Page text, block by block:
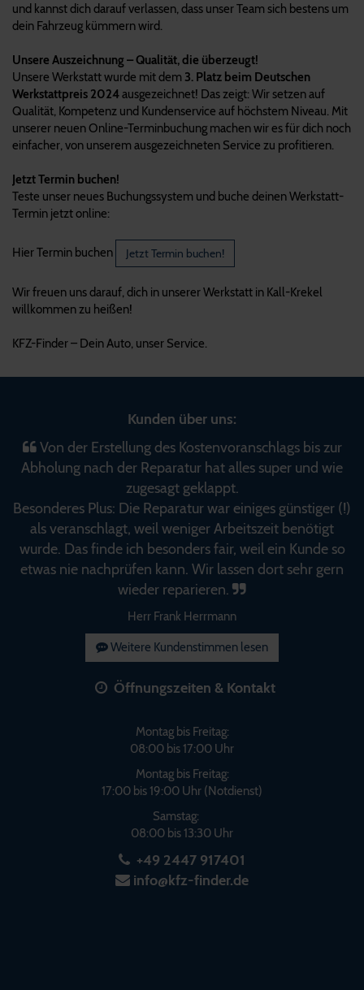
und kannst dich darauf verlassen, dass unser Team sich bestens um
dein Fahrzeug kümmern wird.
Unsere Auszeichnung – Qualität, die überzeugt!
Unsere Werkstatt wurde mit dem 3. Platz beim Deutschen
Werkstattpreis 2024ausgezeichnet! Das zeigt: Wir setzen auf
Qualität, Kompetenz und Kundenservice auf höchstem Niveau. Mit
unserer neuen Online-Terminbuchung machen wir es für dich noch
einfacher, von unserem ausgezeichneten Service zu profitieren.
Jetzt Termin buchen!
Teste unser neues Buchungssystem und buche deinen Werkstatt-
Termin jetzt online:
Hier Termin buchen Jetzt Termin buchen!
Wir freuen uns darauf, dich in unserer Werkstatt in Kall-Krekel
willkommen zu heißen!
KFZ-Finder – Dein Auto, unser Service.
Kunden über uns:
Von der Erstellung des Kostenvoranschlags bis zur
Abholung nach der Reparatur hat alles super und wie
zugesagt geklappt.
Besonderes Plus: Die Reparatur war einiges günstiger (!)
als veranschlagt, weil weniger Arbeitszeit benötigt
wurde. Das finde ich besonders fair, weil ein Kunde so
etwas nie nachprüfen kann. Wir lassen dort sehr gern
wieder reparieren.
Herr Frank Herrmann
Weitere Kundenstimmen lesen
Öffnungszeiten & Kontakt
Montag bis Freitag:
08:00 bis 17:00 Uhr
Montag bis Freitag:
17:00 bis 19:00 Uhr (Notdienst)
Samstag:
08:00 bis 13:30 Uhr
+49 2447 917401
info@kfz-finder.de